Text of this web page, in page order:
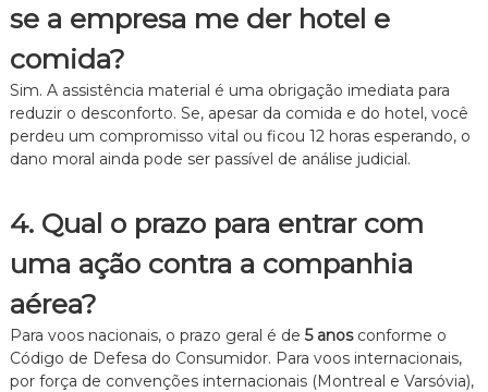
se a empresa me der hotel e
comida?
Sim. A assistência material é uma obrigação imediata para
reduzir o desconforto. Se, apesar da comida e do hotel, você
perdeu um compromisso vital ou ficou 12 horas esperando, o
dano moral ainda pode ser passível de análise judicial.
4. Qual o prazo para entrar com
uma ação contra a companhia
aérea?
Para voos nacionais, o prazo geral é de 5 anosconforme o
Código de Defesa do Consumidor. Para voos internacionais,
por força de convenções internacionais (Montreal e Varsóvia),